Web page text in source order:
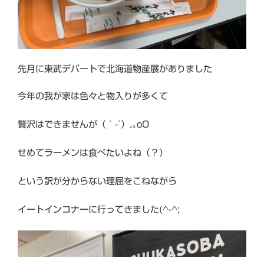
先月に東武デパートで北海道物産展がありました
今年の我が家は色々と物入りが多くて
贅沢はできませんが（´-`）.｡oO
せめてラーメンは食べたいよね（？）
という訳が分からない理屈をこねながら
イートインコナーに行ってきました(^-^;